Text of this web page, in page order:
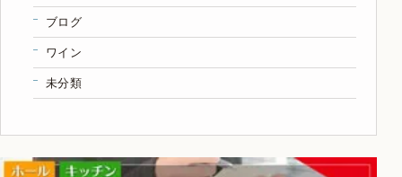
ブログ
ワイン
未分類